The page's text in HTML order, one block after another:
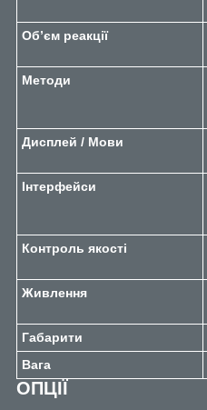
Об’єм реакції
Методи
Дисплей / Мови
Інтерфейси
Контроль якості
Живлення
Габарити
Вага
ОПЦІЇ